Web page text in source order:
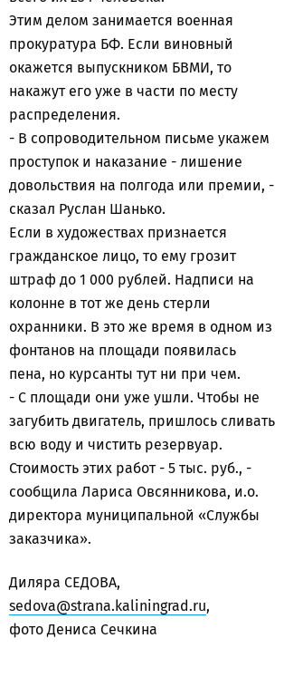
Этим делом занимается военная
прокуратура БФ. Если виновный
окажется выпускником БВМИ, то
накажут его уже в части по месту
распределения.
- В сопроводительном письме укажем
проступок и наказание - лишение
довольствия на полгода или премии, -
сказал Руслан Шанько.
Если в художествах признается
гражданское лицо, то ему грозит
штраф до 1 000 рублей. Надписи на
колонне в тот же день стерли
охранники. В это же время в одном из
фонтанов на площади появилась
пена, но курсанты тут ни при чем.
- С площади они уже ушли. Чтобы не
загубить двигатель, пришлось сливать
всю воду и чистить резервуар.
Стоимость этих работ - 5 тыс. руб., -
сообщила Лариса Овсянникова, и.о.
директора муниципальной «Службы
заказчика».
Диляра СЕДОВА,
sedova@strana.kaliningrad.ru,
фото Дениса Сечкина